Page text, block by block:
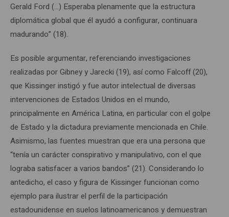
Gerald Ford (…) Esperaba plenamente que la estructura
diplomática global que él ayudó a configurar, continuara
madurando” (18).
Es posible argumentar, referenciando investigaciones
realizadas por Gibney y Jarecki (19), así como Falcoff (20),
que Kissinger instigó y fue autor intelectual de diversas
intervenciones de Estados Unidos en el mundo,
principalmente en América Latina, en particular con el golpe
de Estado y la dictadura previamente mencionada en Chile.
Asimismo, las fuentes muestran que era una persona que
“tenía un carácter conspirativo y manipulativo, con el que
lograba satisfacer a varios bandos” (21). Considerando lo
antedicho, el caso y figura de Kissinger funcionan como
ejemplo para ilustrar el perfil de la participación
estadounidense en suelos latinoamericanos y demuestran